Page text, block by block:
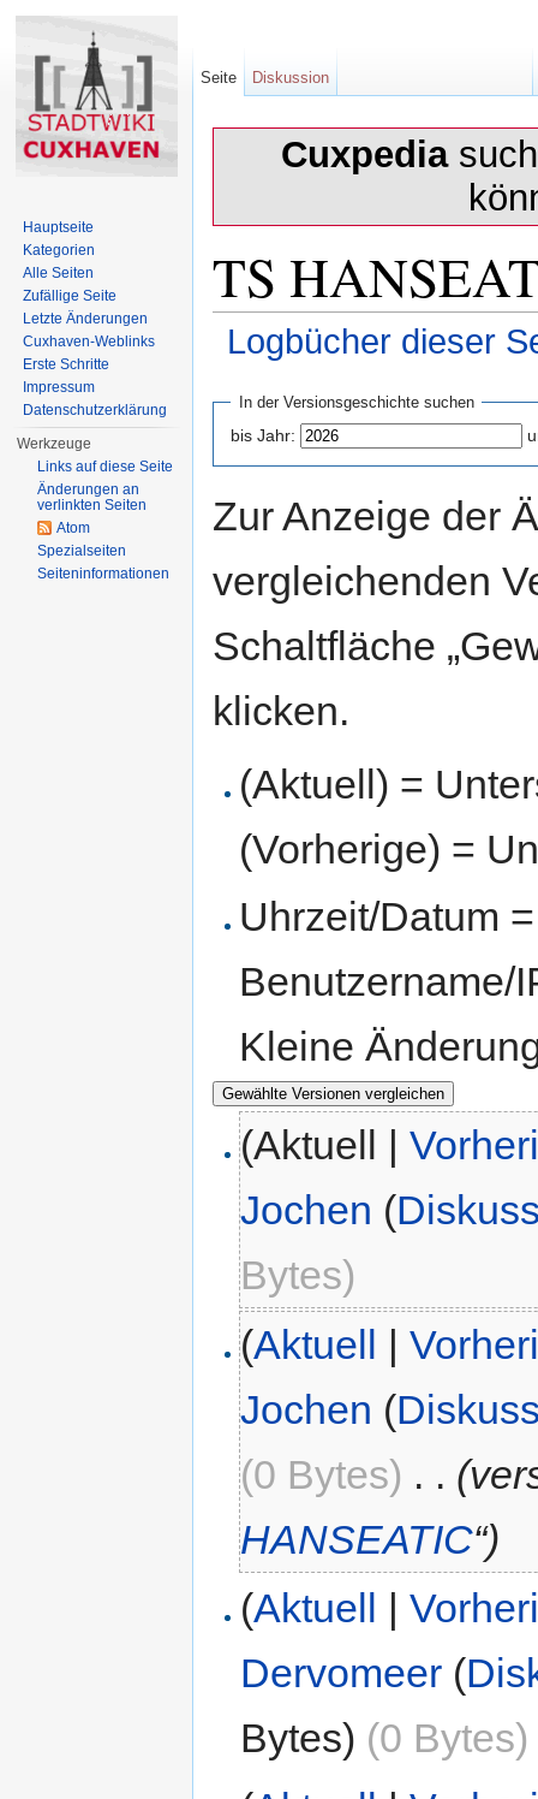
Cuxpedia
TS
Logbücher dieser
In der Versionsgeschichte suchen
bis Jahr:
Zur Anzeige der
vergleichenden
Schaltfläche
klicken.
(Aktuell) =
(Vorherige) =
Uhrzeit/Datum
Benutzername/
Kleine
(Aktuell |
Jochen (
Bytes)
(Aktuell |
Jochen (
(0 Bytes) . .
HANSEATIC“)
(Aktuell |
Dervomeer (
Bytes) (0 Bytes)
Seite Diskussion
Hauptseite
Kategorien
Alle Seiten
Zufällige Seite
Letzte Änderungen
Cuxhaven-Weblinks
Erste Schritte
Impressum
Datenschutzerklärung
Werkzeuge
Links auf diese Seite
Änderungen an
verlinkten Seiten
Atom
Spezialseiten
Seiten­informationen